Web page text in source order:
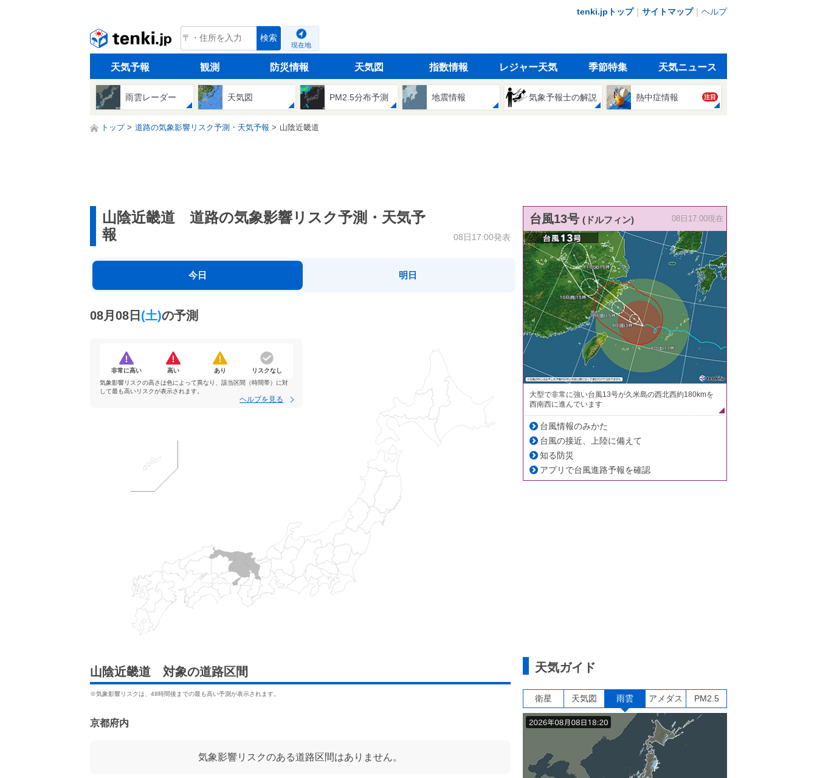
tenki.jpトップ｜ サイトマップ｜ ヘルプ
tenki.jp 検索
現在地
天気予報 観測 防災情報 天気図 指数情報 レジャー天気 季節特集 天気ニュース
雨雲レーダー 天気図 PM2.5分布予測 地震情報 気象予報士の解説 熱中症情報 注目
トップ 道路の気象影響リスク予測・天気予報 山陰近畿道
山陰近畿道 道路の気象影響リスク予測・天気予
報
08日17:00発表
今日 明日
08月08日 (土)の予測
非常に高い 高い あり
リスクなし
気象影響リスクの高さは色によって異なり、該当区間（時間帯）に対
して最も高いリスクが表示されます。
ヘルプを見る
山陰近畿道 対象の道路区間
※気象影響リスクは、48時間後までの最も高い予測が表示されます。
京都府内
気象影響リスクのある道路区間はありません。
台風13号 (ドルフィン) 08日17:00現在
大型で非常に強い台風13号が久米島の西北西約180kmを
西南西に進んでいます
台風情報のみかた
台風の接近、上陸に備えて
知る防災
アプリで台風進路予報を確認
天気ガイド
衛星 天気図 雨雲 アメダス PM2.5